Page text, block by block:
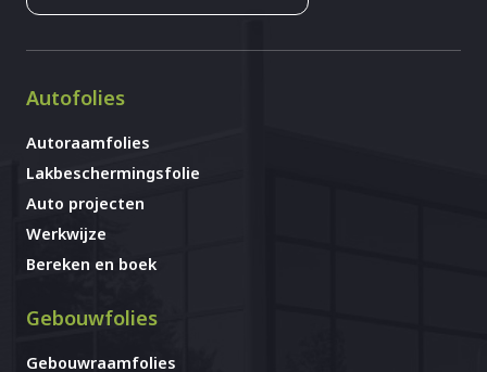
Autofolies
Autoraamfolies
Lakbeschermingsfolie
Auto projecten
Werkwijze
Bereken en boek
Gebouwfolies
Gebouwraamfolies